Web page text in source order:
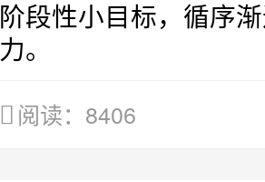
阶段性小目标，循序
力。
阅读：8406